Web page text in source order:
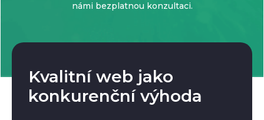
námi bezplatnou konzultaci.
Kvalitní web jako
konkurenční výhoda